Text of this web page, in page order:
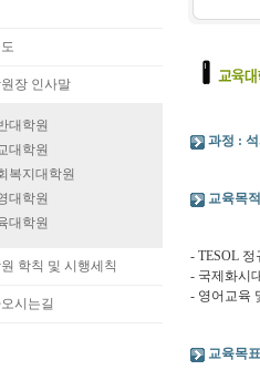
장 인사말
대학원
대학원
복지대학원
대학원
대학원
학칙 및 시행세칙
시는길
과정 :
교육목적
- TESOL
- 국제화시
- 영어교육
교육목표